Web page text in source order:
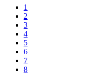
1
2
3
4
5
6
7
8